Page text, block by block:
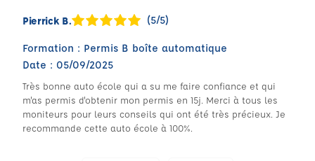
Pierrick B. (5/5)
Formation : Permis B boîte automatique
Date : 05/09/2025
Très bonne auto école qui a su me faire confiance et qui
m'as permis d'obtenir mon permis en 15j. Merci à tous les
moniteurs pour leurs conseils qui ont été très précieux. Je
recommande cette auto école à 100%.